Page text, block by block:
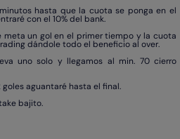
hasta que la cuota se ponga en el
con el 10% del bank.
meta un gol en el primer tiempo y la cuota
dándole todo el beneficio al over.
uno solo y llegamos al min. 70 cierro
aguantaré hasta el final.
bajito.